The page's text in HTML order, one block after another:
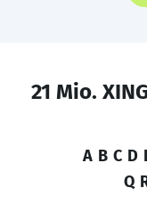
21 Mio.
A B C D
Q